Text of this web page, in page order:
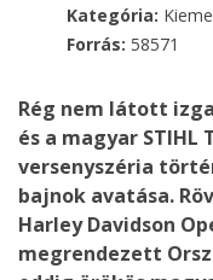
Kategória:
Forrás: 58571
Rég nem látott
és a magyar
versenyszéria
bajnok avatása.
Harley Davidson
megrendezett